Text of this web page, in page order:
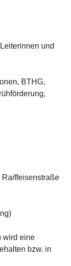
und
BTHG,
Raiffeisenstraße
wird eine
bzw. in